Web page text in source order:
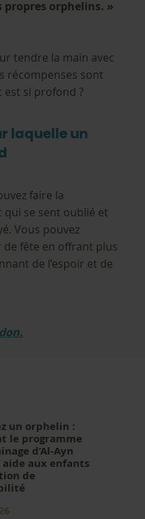
propres orphelins. »
tendre la main avec
récompenses sont
est si profond ?
laquelle un
faire la
se sent oublié et
Vous pouvez
fête en offrant plus
de l’espoir et de
un orphelin :
le programme
d’Al-Ayn
aux enfants
de